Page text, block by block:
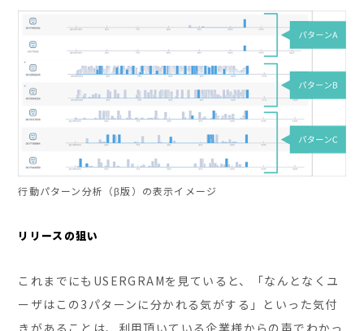
行動パターン分析（β版）の表示イメージ
リリースの狙い
これまでにもUSERGRAMを見ていると、「なんとなくユ
ーザはこの3パターンに分かれる気がする」といった気付
きがあることは、利用頂いている企業様からの声でわかっ